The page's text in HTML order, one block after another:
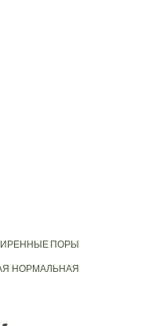
ПОРЫ
НОРМАЛЬНАЯ